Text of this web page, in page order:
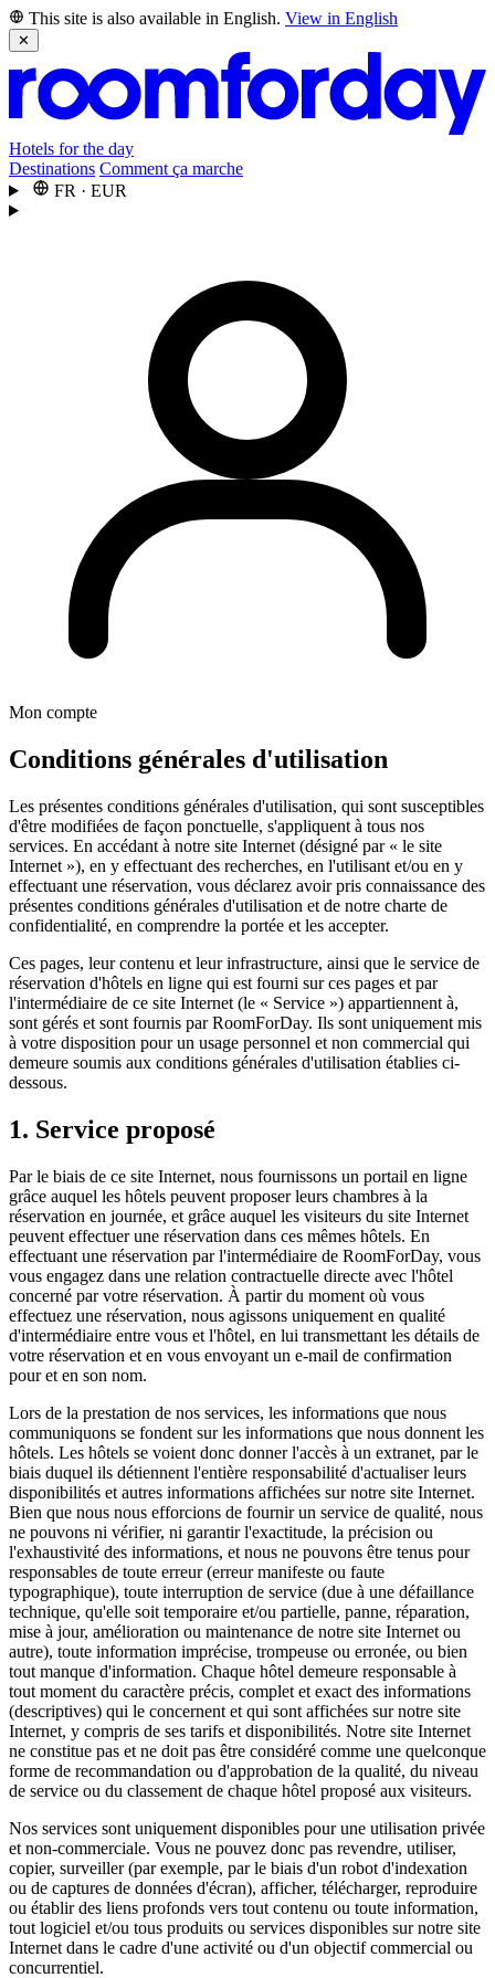
This site is also available in English. View in English
✕
Hotels for the day
Destinations Comment ça marche
FR · EUR
Mon compte
Conditions générales d'utilisation
Les présentes conditions générales d'utilisation, qui sont susceptibles
d'être modifiées de façon ponctuelle, s'appliquent à tous nos
services. En accédant à notre site Internet (désigné par « le site
Internet »), en y effectuant des recherches, en l'utilisant et/ou en y
effectuant une réservation, vous déclarez avoir pris connaissance des
présentes conditions générales d'utilisation et de notre charte de
confidentialité, en comprendre la portée et les accepter.
Ces pages, leur contenu et leur infrastructure, ainsi que le service de
réservation d'hôtels en ligne qui est fourni sur ces pages et par
l'intermédiaire de ce site Internet (le « Service ») appartiennent à,
sont gérés et sont fournis par RoomForDay. Ils sont uniquement mis
à votre disposition pour un usage personnel et non commercial qui
demeure soumis aux conditions générales d'utilisation établies ci-
dessous.
1. Service proposé
Par le biais de ce site Internet, nous fournissons un portail en ligne
grâce auquel les hôtels peuvent proposer leurs chambres à la
réservation en journée, et grâce auquel les visiteurs du site Internet
peuvent effectuer une réservation dans ces mêmes hôtels. En
effectuant une réservation par l'intermédiaire de RoomForDay, vous
vous engagez dans une relation contractuelle directe avec l'hôtel
concerné par votre réservation. À partir du moment où vous
effectuez une réservation, nous agissons uniquement en qualité
d'intermédiaire entre vous et l'hôtel, en lui transmettant les détails de
votre réservation et en vous envoyant un e-mail de confirmation
pour et en son nom.
Lors de la prestation de nos services, les informations que nous
communiquons se fondent sur les informations que nous donnent les
hôtels. Les hôtels se voient donc donner l'accès à un extranet, par le
biais duquel ils détiennent l'entière responsabilité d'actualiser leurs
disponibilités et autres informations affichées sur notre site Internet.
Bien que nous nous efforcions de fournir un service de qualité, nous
ne pouvons ni vérifier, ni garantir l'exactitude, la précision ou
l'exhaustivité des informations, et nous ne pouvons être tenus pour
responsables de toute erreur (erreur manifeste ou faute
typographique), toute interruption de service (due à une défaillance
technique, qu'elle soit temporaire et/ou partielle, panne, réparation,
mise à jour, amélioration ou maintenance de notre site Internet ou
autre), toute information imprécise, trompeuse ou erronée, ou bien
tout manque d'information. Chaque hôtel demeure responsable à
tout moment du caractère précis, complet et exact des informations
(descriptives) qui le concernent et qui sont affichées sur notre site
Internet, y compris de ses tarifs et disponibilités. Notre site Internet
ne constitue pas et ne doit pas être considéré comme une quelconque
forme de recommandation ou d'approbation de la qualité, du niveau
de service ou du classement de chaque hôtel proposé aux visiteurs.
Nos services sont uniquement disponibles pour une utilisation privée
et non-commerciale. Vous ne pouvez donc pas revendre, utiliser,
copier, surveiller (par exemple, par le biais d'un robot d'indexation
ou de captures de données d'écran), afficher, télécharger, reproduire
ou établir des liens profonds vers tout contenu ou toute information,
tout logiciel et/ou tous produits ou services disponibles sur notre site
Internet dans le cadre d'une activité ou d'un objectif commercial ou
concurrentiel.